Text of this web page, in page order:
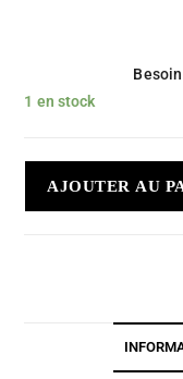
1 en stock
AJOUTER AU